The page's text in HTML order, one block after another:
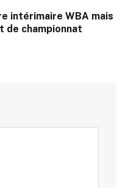
intérimaire WBA mais
de championnat